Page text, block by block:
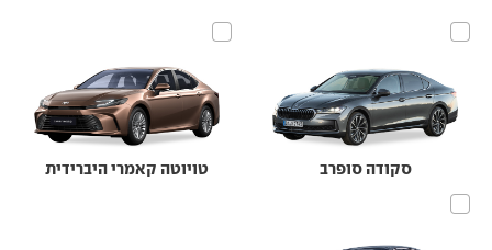
סקודה סופרב טויוטה קאמרי היברידית